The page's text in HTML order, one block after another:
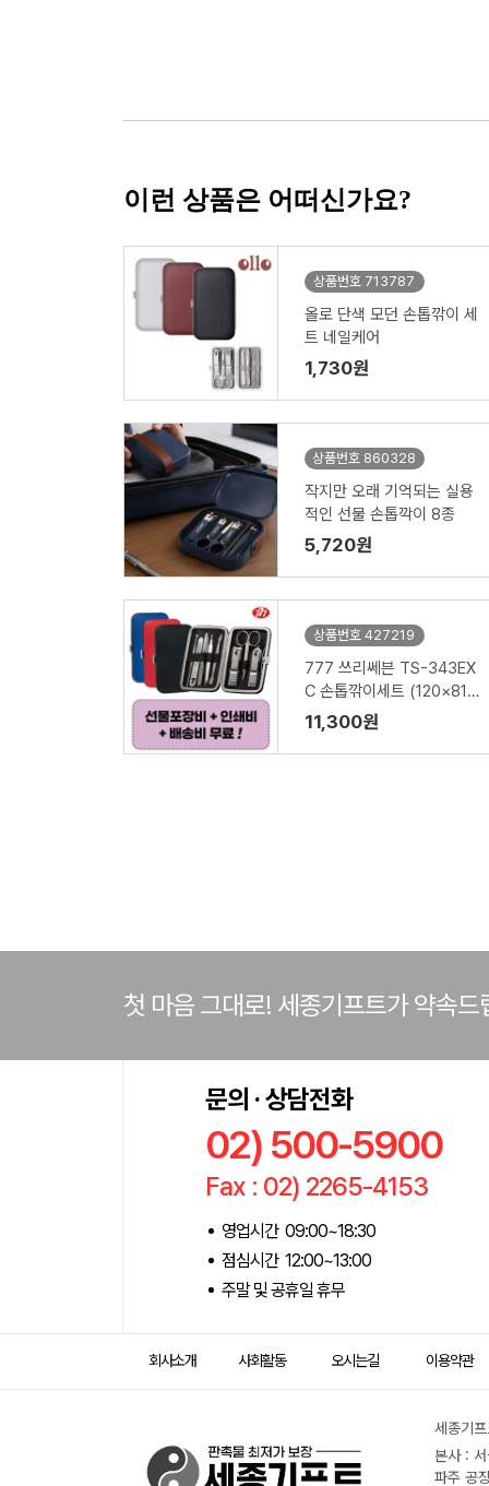
이런 상품은 어떠신가요?
상품번호 713787
올로 단색 모던 손톱깎이 세
트 네일케어
1,730원
상품번호 860328
작지만 오래 기억되는 실용
적인 선물 손톱깍이 8종
5,720원
상품번호 427219
777 쓰리쎄븐 TS-343EX
C 손톱깎이세트 (120×81×
24mm)
11,300원
첫 마음 그대로! 세종기프트가 약속드
문의 · 상담전화
02) 500-5900
Fax : 02) 2265-4153
영업시간 09:00~18:30
점심시간 12:00~13:00
주말 및 공휴일 휴무
회사소개 사회활동 오시는길 이용약관
세종기
본사 :
파주 공